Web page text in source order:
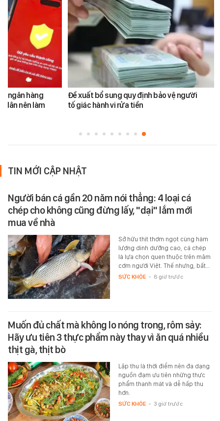
ngân hàng
dân nên làm
Đề xuất bổ sung quy định bảo vệ người
tố giác hành vi rửa tiền
TIN MỚI CẬP NHẬT
Người bán cá gần 20 năm nói thẳng: 4 loại cá
chép cho không cũng đừng lấy, "dại" lắm mới
mua về nhà
Sở hữu thịt thơm ngọt cùng hàm
lượng dinh dưỡng cao, cá chép
là lựa chọn quen thuộc trên mâm
cơm người Việt. Thế nhưng, bất…
SỨC KHỎE - 6 giờ trước
Muốn đủ chất mà không lo nóng trong, rôm sảy:
Hãy ưu tiên 3 thực phẩm này thay vì ăn quá nhiều
thịt gà, thịt bò
Lập thu là thời điểm nên đa dạng
nguồn đạm ưu tiên những thực
phẩm thanh mát và dễ hấp thu
hơn.
SỨC KHỎE - 3 giờ trước